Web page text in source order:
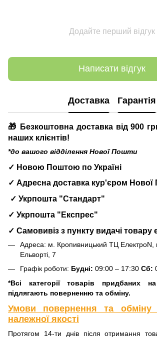
Додайте перший відгук
Написати відгук
Доставка Гарантія
🎁 Безкоштовна доставка від 900
наших клієнтів!
*до вашого відділення Нової Пошти
✓ Новою Поштою по Україні
✓ Адресна доставка кур'єром Нової
✓ Укрпошта "Стандарт"
✓ Укрпошта "Експрес"
✓ Самовивіз з пункту видачі товару
Адреса: м. Кропивницький ТЦ ЕлектроN,
Ельворті, 7
Графік роботи: Будні: 09:00 – 17:30 Сб:
*Всі категорії товарів придбаних
підлягають поверненню та обміну.
Умови повернення та обміну
належної якості
Протягом 14-ти днів після отримання